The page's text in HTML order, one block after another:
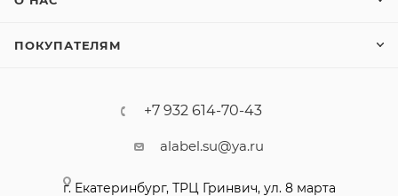
ПОКУПАТЕЛЯМ
+7 932 614-70-43
alabel.su@ya.ru